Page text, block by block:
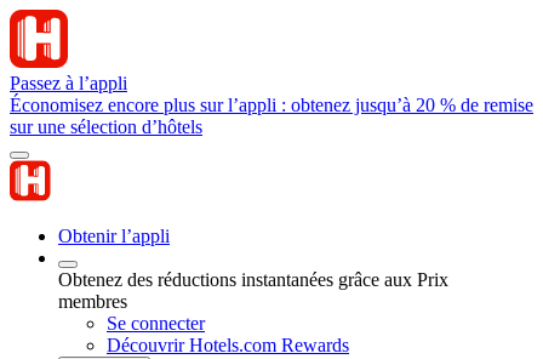
Passez à l’appli
Économisez encore plus sur l’appli : obtenez jusqu’à 20 % de remise
sur une sélection d’hôtels
Obtenir l’appli
Obtenez des réductions instantanées grâce aux Prix
membres
Se connecter
Découvrir Hotels.com Rewards